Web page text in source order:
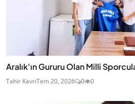
Aralık'ın Gururu Olan Milli
Tahir KavriTem 20, 2026 0 0